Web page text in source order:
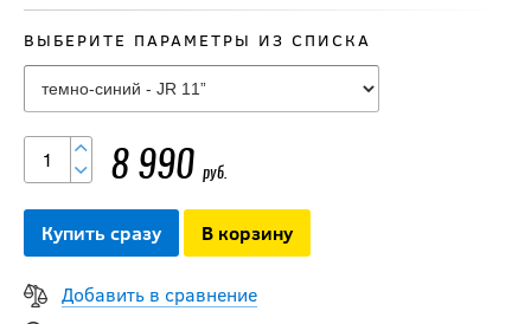
ВЫБЕРИТЕ ПАРАМЕТРЫ ИЗ СПИСКА
8 990 руб.
Купить сразу В корзину
Добавить в сравнение
Перчатки
WARRIOR